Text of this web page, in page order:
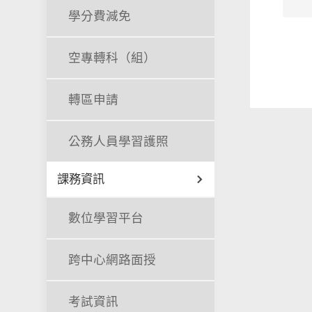
學分費減免
空專轉科（組）
轉區申請
公務人員學習護照
課務資訊
數位學習平台
跨中心網路面授
考試資訊